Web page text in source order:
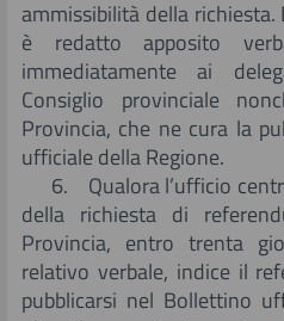
ammissibilità della richiesta.
è redatto apposito
immediatamente ai
Consiglio provinciale
Provincia, che ne cura la
ufficiale della Regione.
6. Qualora l’ufficio
della richiesta di
Provincia, entro trenta
relativo verbale, indice il
pubblicarsi nel Bollettino